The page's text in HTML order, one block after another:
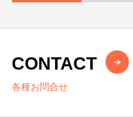
CONTACT
各種お問合せ